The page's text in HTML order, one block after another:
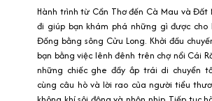
Hành trình từ Cần Thơ đến Cà Mau và Đất
đi giúp bạn khám phá những gì được cho
Đồng bằng sông Cửu Long. Khởi đầu
bạn bằng việc lênh đênh trên chợ nổi Cái
những chiếc ghe đầy ắp trái di chuyển
cùng câu hò và lời rao của người tiểu